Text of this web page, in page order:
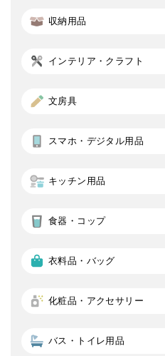
収納用品
インテリア・クラフト
文房具
スマホ・デジタル用品
キッチン用品
食器・コップ
衣料品・バッグ
化粧品・アクセサリー
バス・トイレ用品